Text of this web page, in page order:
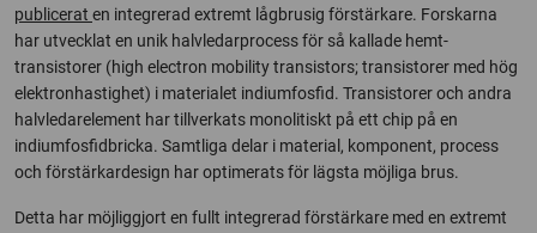
publicerat en integrerad extremt lågbrusig förstärkare. Forskarna
har utvecklat en unik halvledarprocess för så kallade hemt-
transistorer (high electron mobility transistors; transistorer med hög
elektronhastighet) i materialet indiumfosfid. Transistorer och andra
halvledarelement har tillverkats monolitiskt på ett chip på en
indiumfosfidbricka. Samtliga delar i material, komponent, process
och förstärkardesign har optimerats för lägsta möjliga brus.
Detta har möjliggjort en fullt integrerad förstärkare med en extremt